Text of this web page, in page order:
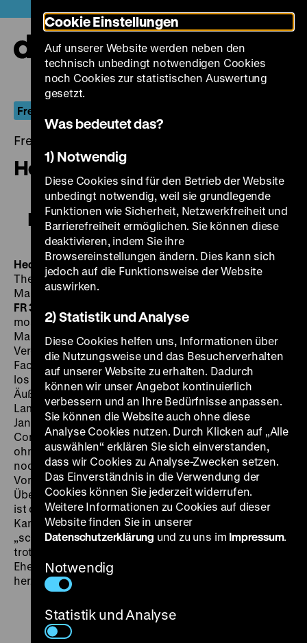
zum
Seiteninhalt
springen
Fremder Star
Freitag, 30. August 2019, 21.00 - 00.00 Uhr
Hedy
Hedy
Hedy
US 1966, R/K: Andy Warhol, B: Ronald Tavel, M:
The Velvet Underground, D: Mario Montez, Gerard
Malanga, Jack Smith, Ingrid Superstar, 70’
FR 30.08. um 21 Uhr : Einführung: Marc Siegel
most beautiful girl in the world! Where is my purse?“
Mario Montez als Hedy Lamarr liegt unter einem
Vergrößerungsglas und wird vor ihrem alljährlichen
Facelifting von einem Arzt betrachtet. Dann zieht sie
los zum Ladendiebstahl, die Kamera an den Fersen.
Äußerer Anlass von Warhols Film war ein Skandal, der
Lamarr 1966 wieder in die Schlagzeilen brachte. Im
Januar verließ die Schauspielerin den Laden May
Company mit Waren im Gesamtwert von 86 Dollar
ohne zu bezahlen. Lamarr wurde verhaftet, kam aber
noch am gleichen Tag auf Kaution frei. Jenseits dieses
Vorfalls erkundet Warhol mit seiner Kamera die
Überlagerung von Bildern in einer Starpersona.
ist der einzige Tonfilm, bei dem Warhol selber die
Kamera führte. Je verzweifelter das Imago der
„schönsten Frau der Welt“ aufgerufen wird, desto
trotziger schaut er weg. Am Ende nutzen die Ex-
Ehemänner die Chance, im Gericht über Hedy
herzuziehen. (sa)
Cookie Einstellungen
Auf unserer Website werden neben den
technisch unbedingt notwendigen Cookies
noch Cookies zur statistischen Auswertung
gesetzt.
Was bedeutet das?
1) Notwendig
Diese Cookies sind für den Betrieb der Website
unbedingt notwendig, weil sie grundlegende
Funktionen wie Sicherheit, Netzwerkfreiheit und
Barrierefreiheit ermöglichen. Sie können diese
deaktivieren, indem Sie ihre
Browsereinstellungen ändern. Dies kann sich
jedoch auf die Funktionsweise der Website
auswirken.
2) Statistik und Analyse
Diese Cookies helfen uns, Informationen über
die Nutzungsweise und das Besucherverhalten
auf unserer Website zu erhalten. Dadurch
können wir unser Angebot kontinuierlich
verbessern und an Ihre Bedürfnisse anpassen.
Sie können die Website auch ohne diese
Analyse Cookies nutzen. Durch Klicken auf „Alle
auswählen“ erklären Sie sich einverstanden,
dass wir Cookies zu Analyse-Zwecken setzen.
Das Einverständnis in die Verwendung der
Cookies können Sie jederzeit widerrufen.
Weitere Informationen zu Cookies auf dieser
Website finden Sie in unserer
Datenschutzerklärung und zu uns im Impressum.
Notwendig
Statistik und Analyse